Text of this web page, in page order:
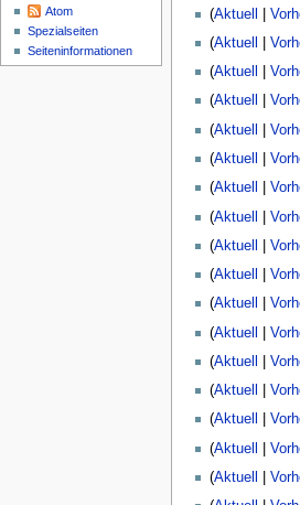
n
B
e
a
b
e
t
u
n
s
z
u
s
a
m
e
n
f
2015Aktuell
K
e
i
n
B
e
a
b
e
t
u
n
s
z
u
s
a
m
Aktuell
2015
Aktuell
K
e
i
n
B
e
a
b
e
t
u
n
s
z
u
s
26.
2015
Aktuell
K
e
i
n
B
e
a
b
e
t
u
n
s
z
u
2014
Aktuell
K
e
i
n
B
e
a
b
e
t
u
n
s
2013
Aktuell
K
e
i
n
B
e
a
b
e
t
u
n
10.
2012
Aktuell
K
e
i
n
B
e
a
b
e
t
u
n
Oktober
2010
Aktuell
K
e
i
n
B
e
a
b
e
t
2010
Aktuell
K
e
i
n
B
e
a
b
e
Aktuell
K
e
i
n
B
e
a
b
23.
2010
Aktuell
K
e
i
n
B
e
a
August
2009
Aktuell
K
e
i
n
B
e
a
2009
Aktuell
2008
Aktuell
23.
2008
Aktuell
Aktuell
Aktuell
Atom
Spezialseiten
Seiten­­informationen